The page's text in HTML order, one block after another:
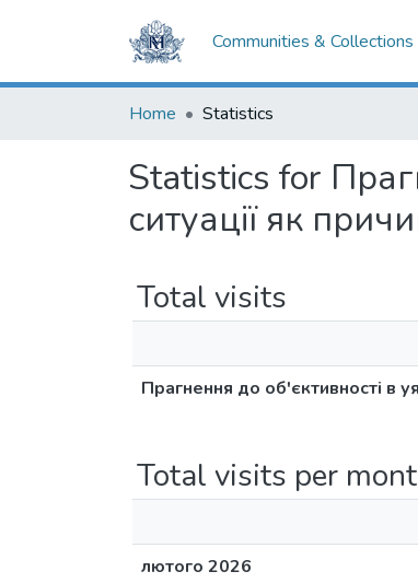
Communities & Collections
Home Statistics
Statistics for
ситуації як
Total visits
Прагнення до об'єктивності в
Total visits per
лютого 2026